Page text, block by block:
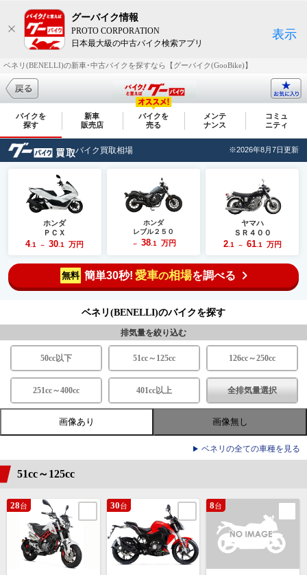
グーバイク情報
PROTO CORPORATION
日本最大級の中古バイク検索アプリ
表示
ベネリ(BENELLI)の新車･中古バイクを探すなら【グーバイク(GooBike)】
バイクを
探す
新車
販売店
バイクを
売る
メンテ
ナンス
コミュ
ニティ
バイク買取相場 ※2026年8月7日更新
ホンダ
ＰＣＸ
4.1 ～ 30 .1 万円
ホンダ
レブル２５０
～ 38.1 万円
ヤマハ
ＳＲ４００
2.1 ～ 61.1 万円
無料 簡単30秒! 愛車の相場を調べる
ベネリ(BENELLI)のバイクを探す
排気量を絞り込む
50cc以下 51cc～125cc 126cc～250cc
251cc～400cc 401cc以上 全排気量選択
画像あり 画像無し
ベネリの全ての車種を見る
51cc～125cc
28台 30台 8台